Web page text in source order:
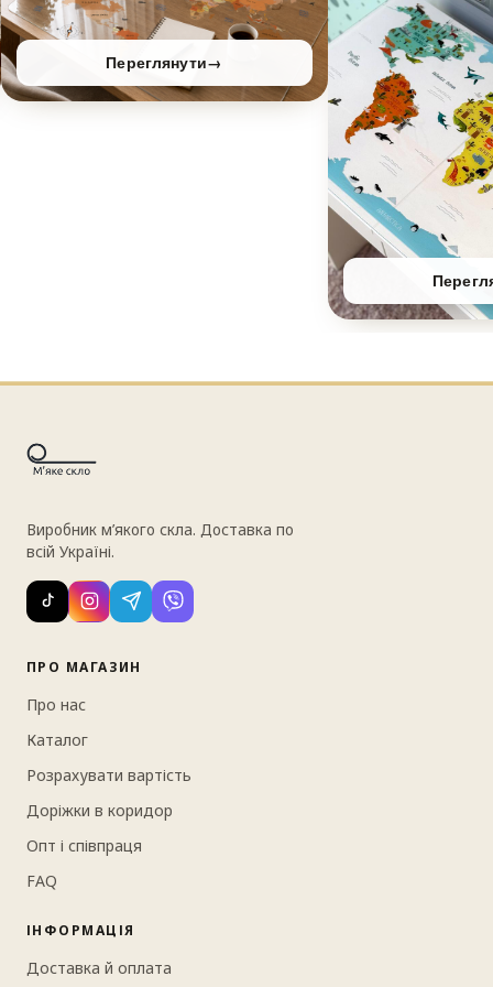
Переглянути→
Виробник м’якого скла. Доставка по
всій Україні.
ПРО МАГАЗИН
Про нас
Каталог
Розрахувати вартість
Доріжки в коридор
Опт і співпраця
FAQ
ІНФОРМАЦІЯ
Доставка й оплата